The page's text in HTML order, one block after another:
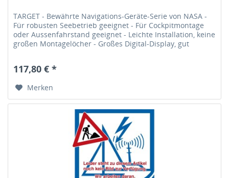
TARGET - Bewährte Navigations-Geräte-Serie von NASA -
Für robusten Seebetrieb geeignet - Für Cockpitmontage
oder Aussenfahrstand geeignet - Leichte Installation, keine
großen Montagelöcher - Großes Digital-Display, gut
117,80 € *
Merken